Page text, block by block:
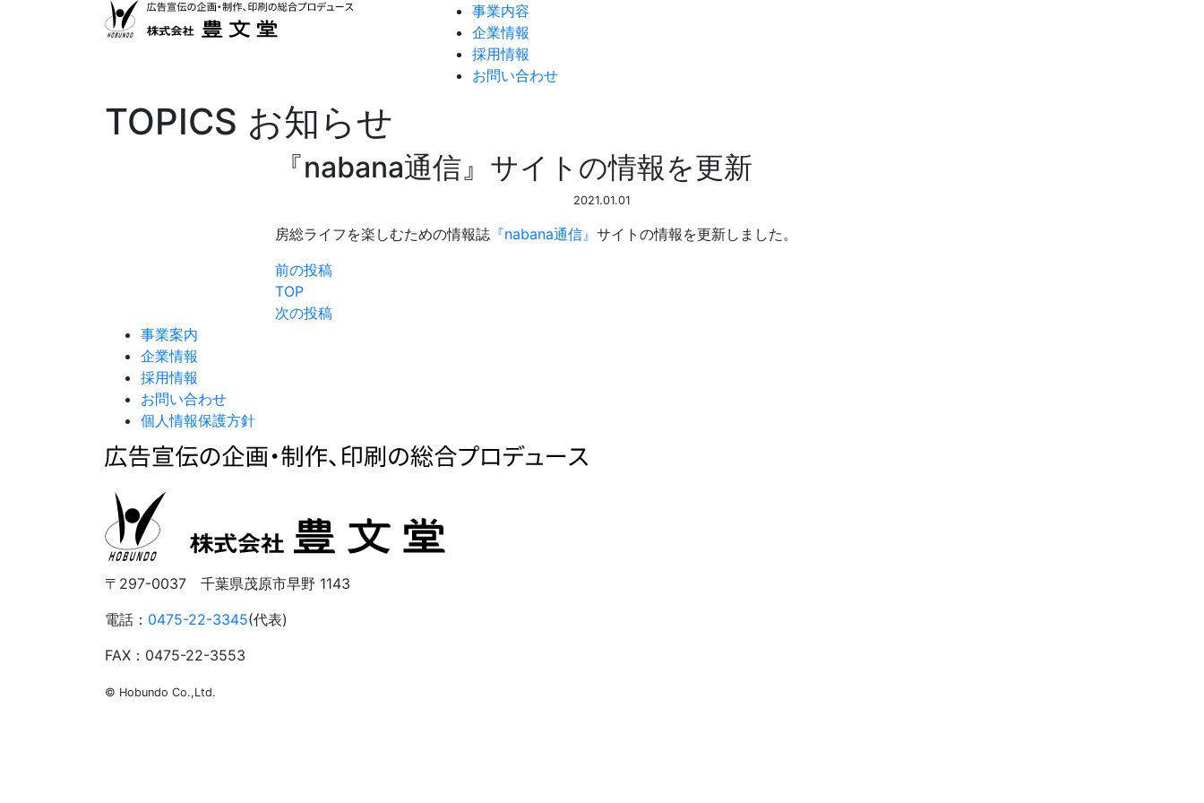
事業内容
企業情報
採用情報
お問い合わせ
TOPICS お知らせ
『nabana通信』サイトの情報を更新
2021.01.01
房総ライフを楽しむための情報誌 『nabana通信』 サイトの情報を更新しました。
前の投稿
TOP
次の投稿
事業案内
企業情報
採用情報
お問い合わせ
個人情報保護方針
〒297-0037 千葉県茂原市早野 1143
電話： 0475-22-3345(代表)
FAX：0475-22-3553
© Hobundo Co.,Ltd.